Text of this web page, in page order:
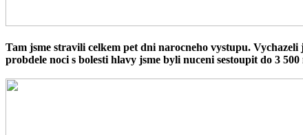
Tam jsme stravili celkem pet dni narocneho vystupu. Vychazeli
probdele noci s bolesti hlavy jsme byli nuceni sestoupit do 3